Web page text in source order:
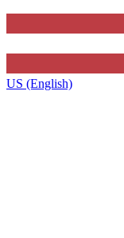
US (English)